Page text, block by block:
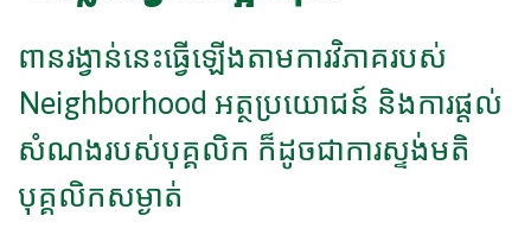
ពាន​រង្វាន់​នេះ​ធ្វើ​ឡើង​តាម​ការ​វិភាគ​របស់​
Neighborhood អត្ថប្រយោជន៍ និងការផ្តល់
សំណងរបស់បុគ្គលិក ក៏ដូចជាការស្ទង់មតិ
បុគ្គលិកសម្ងាត់